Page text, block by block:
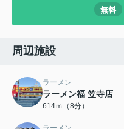
無料
周辺施設
ラーメン
ラーメン福 笠寺店
614ｍ（8分）